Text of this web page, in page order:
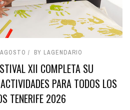
BY LAGENDARIO
XII COMPLETA SU
PARA TODOS LOS
TENERIFE 2026